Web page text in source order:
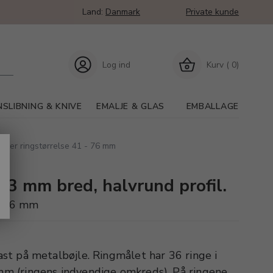
Land: Danmark Private kunde
Kurv ( 0)
Log ind
& KNIVE EMALJE & GLAS EMBALLAGE
ringstørrelse 41 - 76 mm
mm bred, halvrund profil.
mm
på metalbøjle. Ringmålet har 36 ringe i